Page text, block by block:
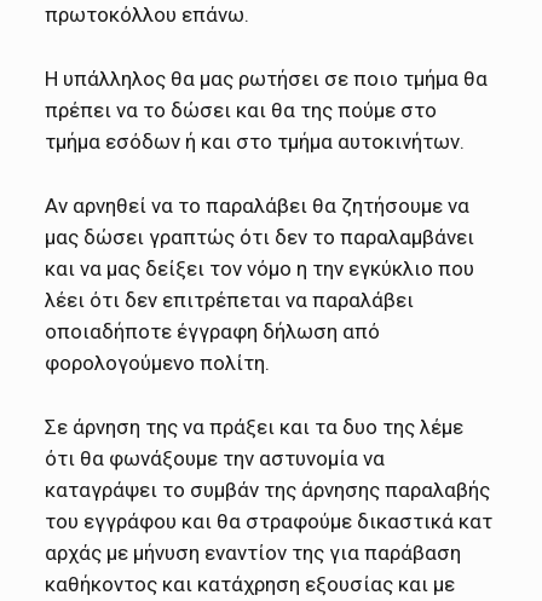
πρωτοκόλλου επάνω.
Η υπάλληλος θα μας ρωτήσει σε ποιο τμήμα θα
πρέπει να το δώσει και θα της πούμε στο
τμήμα εσόδων ή και στο τμήμα αυτοκινήτων.
Αν αρνηθεί να το παραλάβει θα ζητήσουμε να
μας δώσει γραπτώς ότι δεν το παραλαμβάνει
και να μας δείξει τον νόμο η την εγκύκλιο που
λέει ότι δεν επιτρέπεται να παραλάβει
οποιαδήποτε έγγραφη δήλωση από
φορολογούμενο πολίτη.
Σε άρνηση της να πράξει και τα δυο της λέμε
ότι θα φωνάξουμε την αστυνομία να
καταγράψει το συμβάν της άρνησης παραλαβής
του εγγράφου και θα στραφούμε δικαστικά κατ
αρχάς με μήνυση εναντίον της για παράβαση
καθήκοντος και κατάχρηση εξουσίας και με